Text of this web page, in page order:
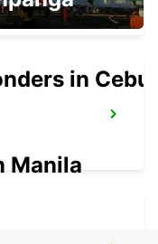
in Cebu
Manila